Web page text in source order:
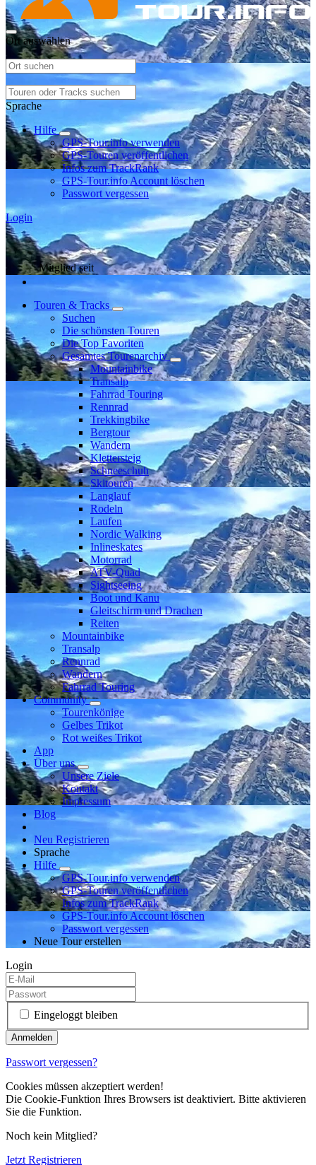
Ort auswählen
Sprache
Hilfe
GPS-Tour.info verwenden
GPS-Touren veröffentlichen
Infos zum TrackRank
GPS-Tour.info Account löschen
Passwort vergessen
Login
Mitglied seit
Touren & Tracks
Suchen
Die schönsten Touren
Die Top Favoriten
Gesamtes Tourenarchiv
Mountainbike
Transalp
Fahrrad Touring
Rennrad
Trekkingbike
Bergtour
Wandern
Klettersteig
Schneeschuh
Skitouren
Langlauf
Rodeln
Laufen
Nordic Walking
Inlineskates
Motorrad
ATV-Quad
Sightseeing
Boot und Kanu
Gleitschirm und Drachen
Reiten
Mountainbike
Transalp
Rennrad
Wandern
Fahrrad Touring
Community
Tourenkönige
Gelbes Trikot
Rot weißes Trikot
App
Über uns
Unsere Ziele
Kontakt
Impressum
Blog
Neu Registrieren
Sprache
Hilfe
GPS-Tour.info verwenden
GPS-Touren veröffentlichen
Infos zum TrackRank
GPS-Tour.info Account löschen
Passwort vergessen
Neue Tour erstellen
Login
Eingeloggt bleiben
Passwort vergessen?
Cookies müssen akzeptiert werden!
Die Cookie-Funktion Ihres Browsers ist deaktiviert. Bitte aktivieren
Sie die Funktion.
Noch kein Mitglied?
Jetzt Registrieren